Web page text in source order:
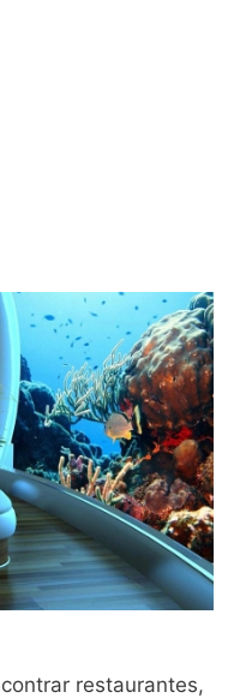
restaurantes,